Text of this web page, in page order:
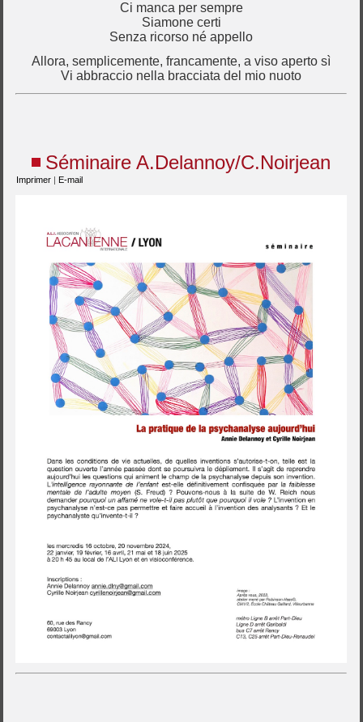
Ci manca per sempre
Siamone certi
Senza ricorso né appello
Allora, semplicemente, francamente, a viso aperto sì
Vi abbraccio nella bracciata del mio nuoto
Séminaire A.Delannoy/C.Noirjean
Imprimer | E-mail